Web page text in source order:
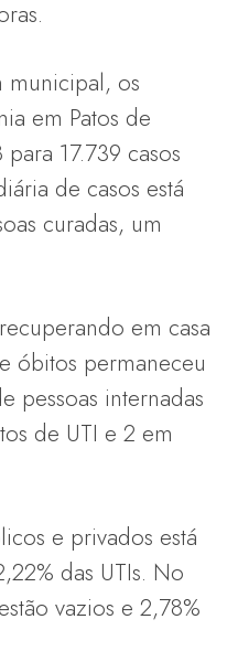
os
em Patos de
17.739 casos
de casos está
curadas, um
em casa
óbitos permaneceu
pessoas internadas
de UTI e 2 em
e privados está
das UTIs. No
vazios e 2,78%